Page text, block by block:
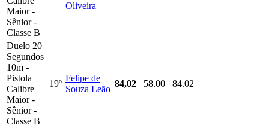
Maior -
Sênior -
Classe B
Oliveira
Duelo 20
Segundos
10m -
Pistola
Calibre
Maior -
Sênior -
Classe B
19º
Felipe de
Souza Leão
84,02 58.00 84.02